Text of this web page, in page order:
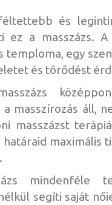
Coaching
Aura Soma
és
ez a masszázs.
temploma, egy
és törődést
masszírozás áll,
masszázst
határaid maximális
mindenféle
segíti saját